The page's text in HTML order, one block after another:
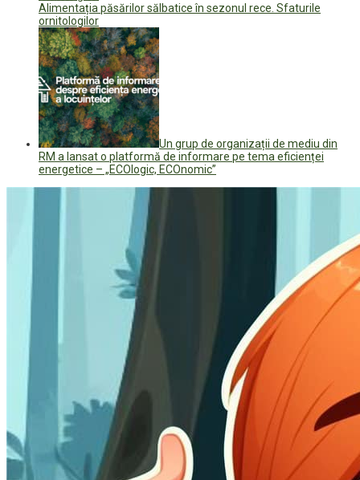
Alimentația păsărilor sălbatice în sezonul rece. Sfaturile
ornitologilor
Un grup de organizații de mediu din
RM a lansat o platformă de informare pe tema eficienței
energetice – „ECOlogic, ECOnomic”